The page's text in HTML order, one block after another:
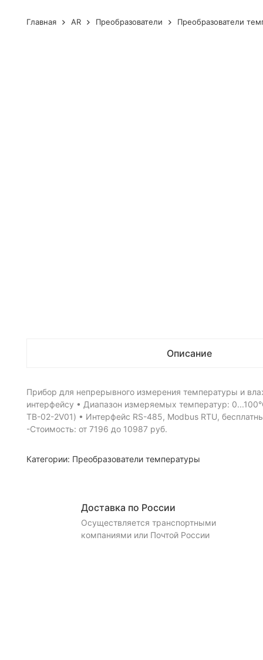
Главная AR Преобразователи Преобразователи
Описание
Прибор для непрерывного измерения температуры и
интерфейсу • Диапазон измеряемых температур:
TВ-02-2V01) • Интерфейс RS-485, Modbus RTU,
-Стоимость: от 7196 до 10987 руб.
Категории: Преобразователи температуры
Доставка по России
Осуществляется транспортными
компаниями или Почтой России